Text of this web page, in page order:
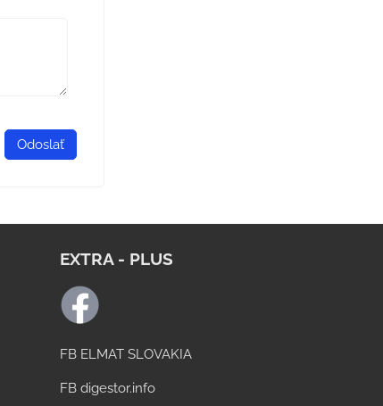
Odoslať
EXTRA - PLUS
FB ELMAT SLOVAKIA
FB digestor.info